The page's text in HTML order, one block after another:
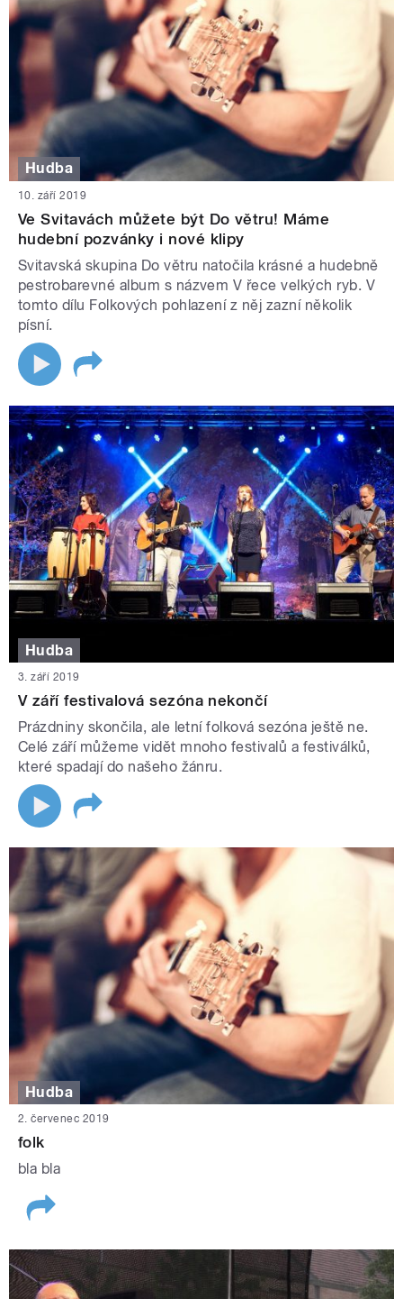
Hudba
10. září 2019
Ve Svitavách můžete být Do větru! Máme
hudební pozvánky i nové klipy
Svitavská skupina Do větru natočila krásné a hudebně
pestrobarevné album s názvem V řece velkých ryb. V
tomto dílu Folkových pohlazení z něj zazní několik
písní.
Hudba
3. září 2019
V září festivalová sezóna nekončí
Prázdniny skončila, ale letní folková sezóna ještě ne.
Celé září můžeme vidět mnoho festivalů a festiválků,
které spadají do našeho žánru.
Hudba
2. červenec 2019
folk
bla bla